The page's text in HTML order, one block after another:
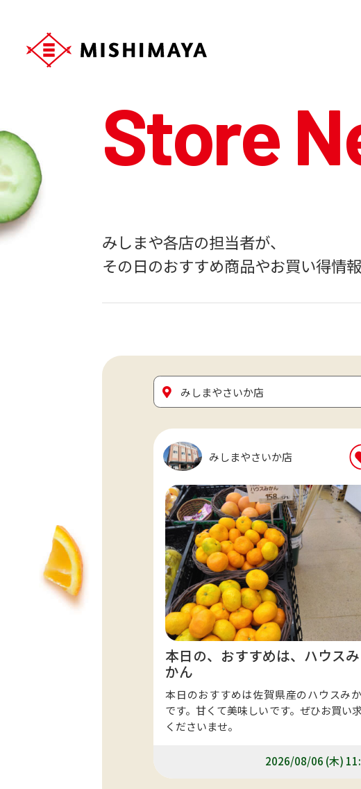
Store
みしまや各店の担当者が、
その日のおすすめ商品やお買い得情
みしまやさいか店
本日の、おすすめは、ハウスみ
かん
本日のおすすめは佐賀県産のハウスみ
です。甘くて美味しいです。ぜひお買い
くださいませ。
2026/08/06 (木)